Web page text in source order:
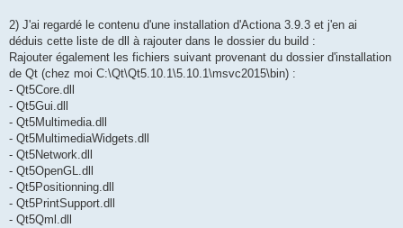
2) J'ai regardé le contenu d'une installation d'Actiona 3.9.3 et j'en ai
déduis cette liste de dll à rajouter dans le dossier du build :
Rajouter également les fichiers suivant provenant du dossier d'installation
de Qt (chez moi C:\Qt\Qt5.10.1\5.10.1\msvc2015\bin) :
- Qt5Core.dll
- Qt5Gui.dll
- Qt5Multimedia.dll
- Qt5MultimediaWidgets.dll
- Qt5Network.dll
- Qt5OpenGL.dll
- Qt5Positionning.dll
- Qt5PrintSupport.dll
- Qt5Qml.dll